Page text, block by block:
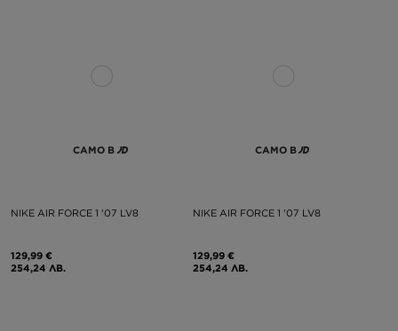
САМО В
NIKE AIR FORCE 1 '07 LV8
129,99 €
254,24 ЛВ.
САМО В
NIKE AIR FORCE 1 '07 LV8
129,99 €
254,24 ЛВ.